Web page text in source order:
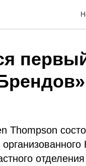
Thompson